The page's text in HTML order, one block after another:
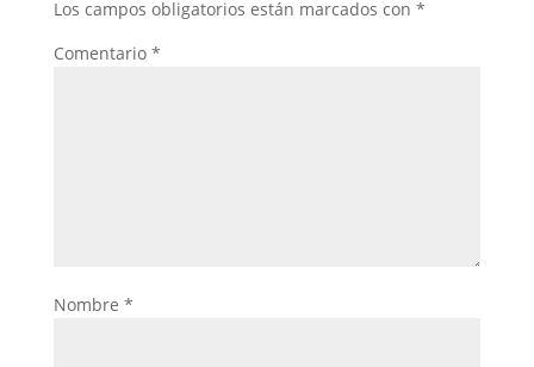
Los campos obligatorios están marcados con *
Comentario *
Nombre *